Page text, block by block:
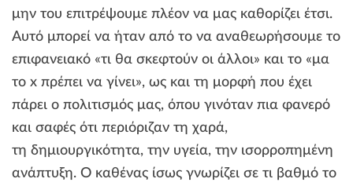
μην του επιτρέψουμε πλέον να μας καθορίζει έτσι.
Αυτό μπορεί να ήταν από το να αναθεωρήσουμε το
επιφανειακό «τι θα σκεφτούν οι άλλοι» και το «μα
το x πρέπει να γίνει», ως και τη μορφή που έχει
πάρει ο πολιτισμός μας, όπου γινόταν πια φανερό
και σαφές ότι περιόριζαν τη χαρά,
τη δημιουργικότητα, την υγεία, την ισορροπημένη
ανάπτυξη. Ο καθένας ίσως γνωρίζει σε τι βαθμό το